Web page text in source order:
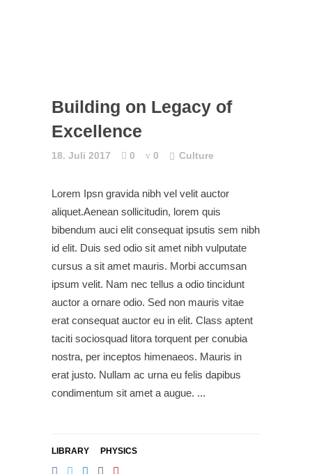
Building on Legacy of
Excellence
18. Juli 2017 0 0 Culture
Lorem Ipsn gravida nibh vel velit auctor
aliquet.Aenean sollicitudin, lorem quis
bibendum auci elit consequat ipsutis sem nibh
id elit. Duis sed odio sit amet nibh vulputate
cursus a sit amet mauris. Morbi accumsan
ipsum velit. Nam nec tellus a odio tincidunt
auctor a ornare odio. Sed non mauris vitae
erat consequat auctor eu in elit. Class aptent
taciti sociosquad litora torquent per conubia
nostra, per inceptos himenaeos. Mauris in
erat justo. Nullam ac urna eu felis dapibus
condimentum sit amet a augue.
LIBRARY PHYSICS